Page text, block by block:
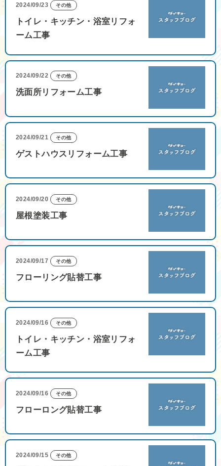
2024/09/23 その他
トイレ・キッチン・浴室リフォ
ーム工事
2024/09/22 その他
洗面所リフォーム工事
2024/09/21 その他
ゲストハウスリフォーム工事
2024/09/20 その他
屋根塗装工事
2024/09/17 その他
フローリング貼替工事
2024/09/16 その他
トイレ・キッチン・浴室リフォ
ーム工事
2024/09/16 その他
フローロング貼替工事
2024/09/15 その他